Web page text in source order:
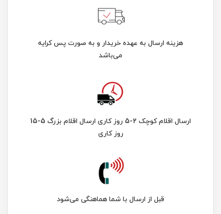
هزینه ارسال به عهده خریدار و به صورت پس کرایه
می‌باشد
ارسال اقلام کوچک 2-5 روز کاری ارسال اقلام بزرگ 5-15
روز کاری
قبل از ارسال با شما هماهنگی می‌شود